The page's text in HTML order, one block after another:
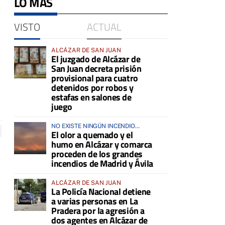
VISTO ACTUAL
ALCÁZAR DE SAN JUAN
El juzgado de Alcázar de
San Juan decreta prisión
provisional para cuatro
detenidos por robos y
estafas en salones de
juego
NO EXISTE NINGÚN INCENDIO
ACTIVO EN LA COMARCA
El olor a quemado y el
humo en Alcázar y comarca
proceden de los grandes
incendios de Madrid y Ávila
ALCÁZAR DE SAN JUAN
La Policía Nacional detiene
a varias personas en La
Pradera por la agresión a
dos agentes en Alcázar de